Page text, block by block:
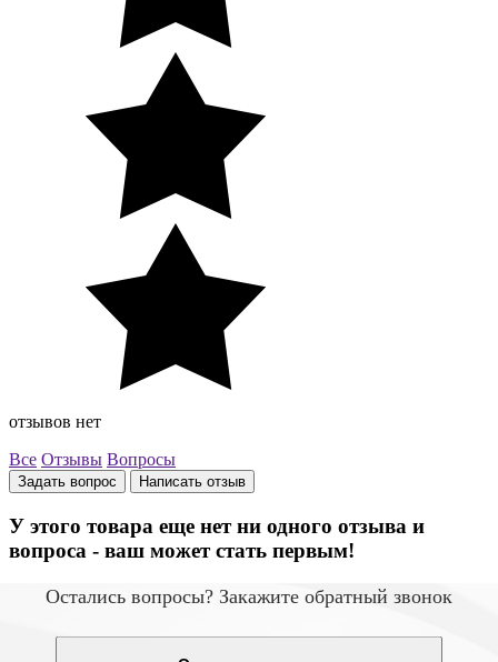
отзывов нет
Все Отзывы Вопросы
Задать вопрос Написать отзыв
У этого товара еще нет ни одного отзыва и
вопроса - ваш может стать первым!
Остались вопросы? Закажите обратный звонок